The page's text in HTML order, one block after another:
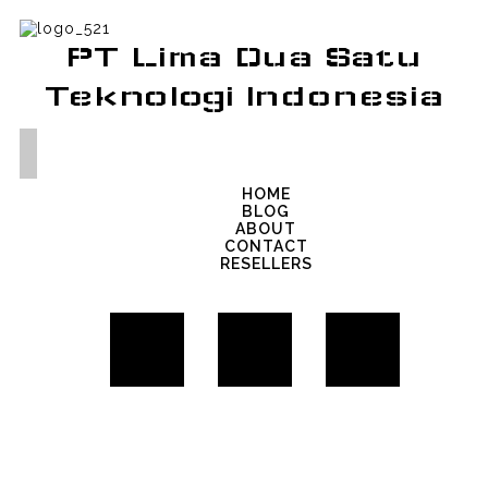
PT Lima Dua Satu
Teknologi Indonesia
HOME
BLOG
ABOUT
CONTACT
RESELLERS